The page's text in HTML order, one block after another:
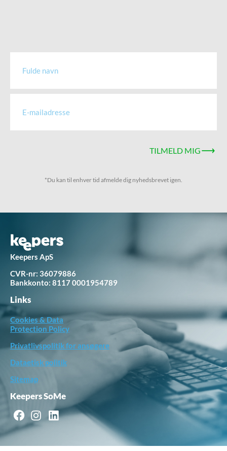
TILMELD MIG
*Du kan til enhver tid afmelde dig nyhedsbrevet igen.
Keepers ApS
CVR-nr: 36079886
Bankkonto: 8117 0001954789
Links
Cookies & Data
Protection Policy
Privatlivspolitik for ansøgere
Dataetisk politik
Sitemap
Keepers SoMe